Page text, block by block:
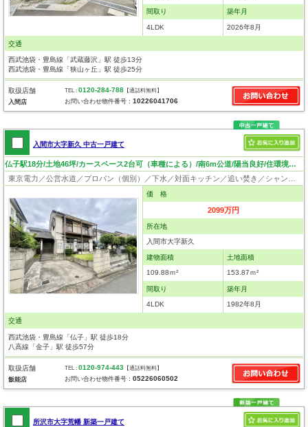
間取り
4LDK
築年月
2026年8月
交通
西武池袋・豊島線「武蔵藤沢」駅 徒歩13分
西武池袋・豊島線「狭山ヶ丘」駅 徒歩25分
取扱店舗
入間店
TEL :0120-284-788 【通話料無料】
お問い合わせ物件番号：10226041706
入間市大字新久 中古一戸建て
仏子駅18分/土地46坪/カースペース2台可（車種による）/南6m公道/陽当良好/住環境良好
価 格
2099万円
所在地
入間市大字新久
建物面積
109.88ｍ²
土地面積
153.87ｍ²
間取り
4LDK
築年月
1982年8月
交通
西武池袋・豊島線「仏子」駅 徒歩18分
八高線「金子」駅 徒歩57分
取扱店舗
飯能店
TEL :0120-974-443 【通話料無料】
お問い合わせ物件番号：05226060502
所沢市大字荒幡 新築一戸建て